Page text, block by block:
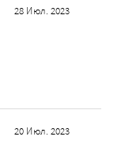
28 Июл. 2023
20 Июл. 2023